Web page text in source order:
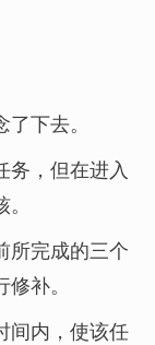
下去。
务，但在进入
所完成的三个
补。
间内，使该任